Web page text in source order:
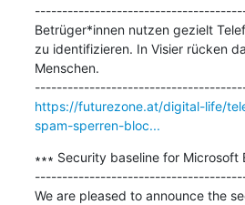
Betrüger*innen nutzen gezielt
zu identifizieren. In Visier rücken
Menschen.
https://futurezone.at/digital-life/
spam-sperren-bloc...
∗∗∗ Security baseline for Microsoft
We are pleased to announce the